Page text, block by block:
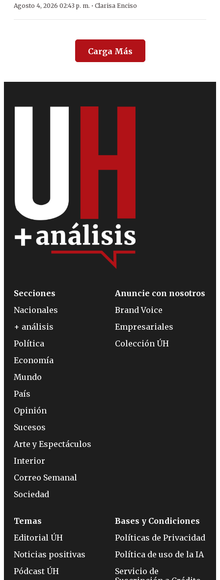
Agosto 4, 2026 02:43 p. m. · Clarisa Enciso
Carga Más
Secciones
Nacionales
+ análisis
Política
Economía
Mundo
País
Opinión
Sucesos
Arte y Espectáculos
Interior
Correo Semanal
Sociedad
Anuncie con nosotros
Brand Voice
Empresariales
Colección ÚH
Temas
Editorial ÚH
Noticias positivas
Pódcast ÚH
Bases y Condiciones
Políticas de Privacidad
Política de uso de la IA
Servicio de